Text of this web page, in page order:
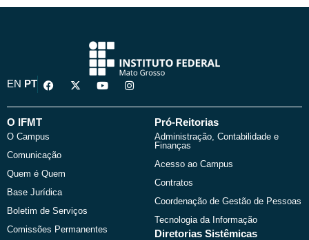
EN PT
F
a
e
o
k
X
-
w
Y
o
t
I
n
t
O IFMT
O Campus
Comunicação
Quem é Quem
Base Jurídica
Boletim de Serviços
Comissões Permanentes
Pró-Reitorias
Administração, Contabilidade e
Finanças
Acesso ao Campus
Contratos
Coordenação de Gestão de Pessoas
Tecnologia da Informação
Diretorias Sistêmicas